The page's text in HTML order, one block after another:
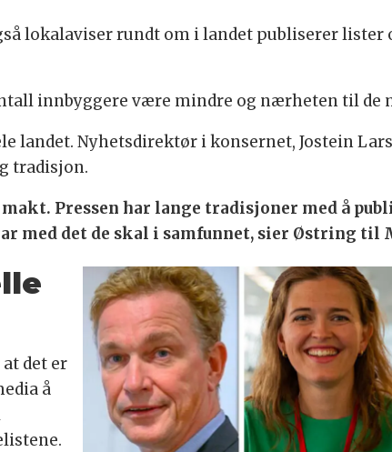
lokalaviser rundt om i landet publiserer
innbyggere være mindre og nærheten til de
landet. Nyhetsdirektør i konsernet, Jostein
tradisjon.
Pressen har lange tradisjoner med å
med det de skal i samfunnet, sier Østring til
det er
å